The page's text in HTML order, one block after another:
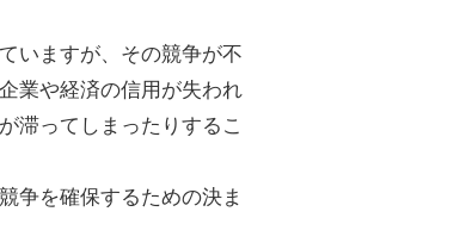
いますが、その競争が不
業や経済の信用が失われ
滞ってしまったりするこ
争を確保するための決ま